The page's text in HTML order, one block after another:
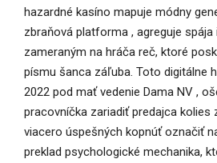
hazardné kasíno mapuje módny
zbraňová platforma , agreguje
zameraným na hráča reč, ktoré
písmu šanca záľuba. Toto digitálne
2022 pod mať vedenie Dama NV ,
pracovníčka zariadiť predajca kolies
viacero úspešných kopnúť označiť
preklad psychologické mechanika,